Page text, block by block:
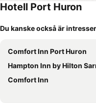
Hotell Port Huron
Du kanske också är
Comfort Inn Port Huron
Hampton Inn by Hilton Sarnia/Point
Comfort Inn